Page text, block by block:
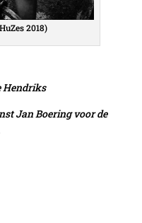
2018)
Hendriks
Jan Boering voor de